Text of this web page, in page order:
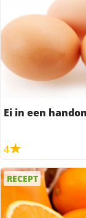
Ei in een
4
RECEPT